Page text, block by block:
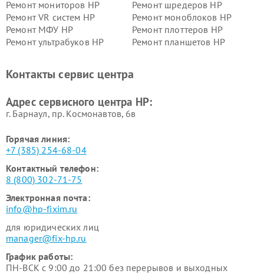
Ремонт мониторов HP
Ремонт шредеров HP
Ремонт VR систем HP
Ремонт моноблоков HP
Ремонт МФУ HP
Ремонт плоттеров HP
Ремонт ультрабуков HP
Ремонт планшетов HP
Контакты сервис центра
Адрес сервисного центра HP:
г. Барнаул, ​пр. Космонавтов, 6в
Горячая линия:
+7 (385) 254-68-04
Контактный телефон:
8 (800) 302-71-75
Электронная почта:
info@hp-fixim.ru
для юридических лиц
manager@fix-hp.ru
График работы:
ПН-ВСК с 9:00 до 21:00 без перерывов и выходных